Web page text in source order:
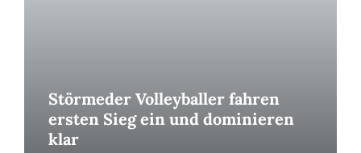
Störmeder Volleyballer fahren
ersten Sieg ein und dominieren
klar